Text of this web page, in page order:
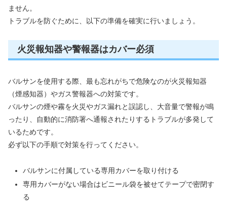
ません。
トラブルを防ぐために、以下の準備を確実に行いましょう。
火災報知器や警報器はカバー必須
バルサンを使用する際、最も忘れがちで危険なのが火災報知器
（煙感知器）やガス警報器への対策です。
バルサンの煙や霧を火災やガス漏れと誤認し、大音量で警報が鳴
ったり、自動的に消防署へ通報されたりするトラブルが多発して
いるためです。
必ず以下の手順で対策を行ってください。
バルサンに付属している専用カバーを取り付ける
専用カバーがない場合はビニール袋を被せてテープで密閉す
る